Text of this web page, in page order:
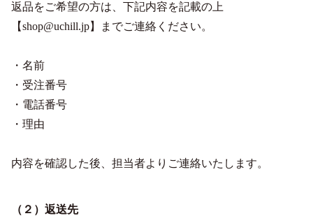
返品をご希望の方は、下記内容を記載の上
【shop@uchill.jp】までご連絡ください。
・名前
・受注番号
・電話番号
・理由
内容を確認した後、担当者よりご連絡いたします。
（２）返送先